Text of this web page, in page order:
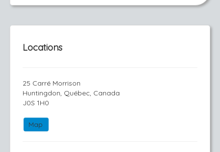
Locations
25 Carré Morrison
Huntingdon, Québec, Canada
J0S 1H0
Map